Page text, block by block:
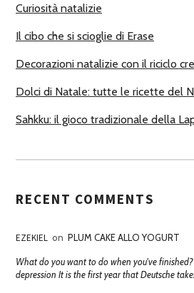
I
Curiosità natalizie
Il cibo che si scioglie di Erase
Decorazioni natalizie con il riciclo
Dolci di Natale: tutte le ricette del
Sahkku: il gioco tradizionale della
RECENT COMMENTS
EZEKIEL on PLUM CAKE ALLO YOGURT
What do you want to do when you've
depression It is the first year that Deutsche